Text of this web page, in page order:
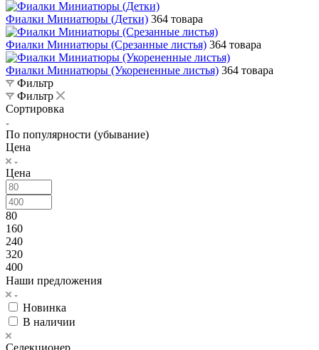
Фиалки Миниатюры (Детки) 364 товара
Фиалки Миниатюры (Срезанные листья) 364 товара
Фиалки Миниатюры (Укорененные листья) 364 товара
Фильтр
Фильтр
Сортировка
По популярности (убывание)
Цена
Цена
80
160
240
320
400
Наши предложения
Новинка
В наличии
Селекционер